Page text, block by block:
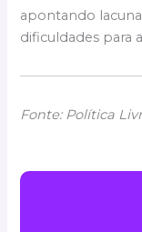
apontando
dificuldades para
Fonte: Política